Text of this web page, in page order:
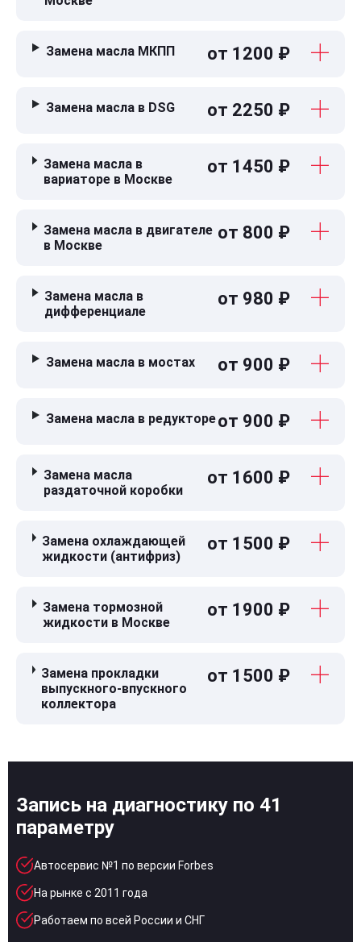
Замена масла МКПП от 1200 ₽
Замена масла в DSG от 2250 ₽
Замена масла в
вариаторе в Москве
от 1450 ₽
Замена масла в двигателе
в Москве
от 800 ₽
Замена масла в
дифференциале
от 980 ₽
Замена масла в мостах от 900 ₽
Замена масла в редуктореот 900 ₽
Замена масла
раздаточной коробки
от 1600 ₽
Замена охлаждающей
жидкости (антифриз)
от 1500 ₽
Замена тормозной
жидкости в Москве
от 1900 ₽
Замена прокладки
выпускного-впускного
коллектора
от 1500 ₽
Запись на диагностику по 41
параметру
Автосервис №1 по версии Forbes
На рынке с 2011 года
Работаем по всей России и СНГ